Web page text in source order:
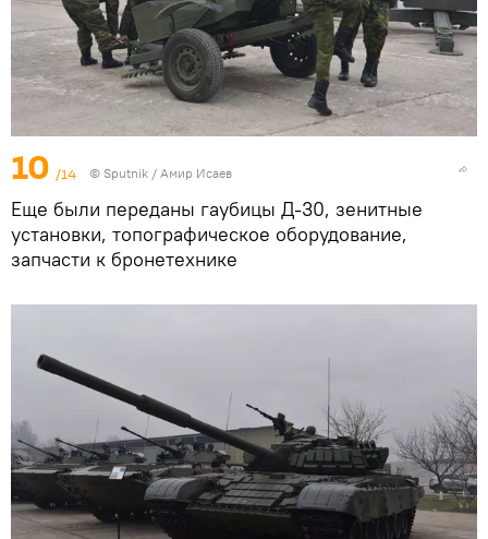
10 /14 © Sputnik / Амир Исаев
Еще были переданы гаубицы Д-30, зенитные
установки, топографическое оборудование,
запчасти к бронетехнике